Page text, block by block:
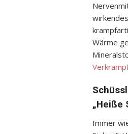
Wärme
„Heiße
Immer